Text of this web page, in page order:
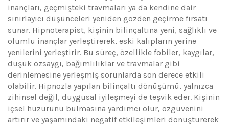
inançları, geçmişteki travmaları ya da kendine dair
sınırlayıcı düşünceleri yeniden gözden geçirme fırsatı
sunar. Hipnoterapist, kişinin bilinçaltına yeni, sağlıklı ve
olumlu inançlar yerleştirerek, eski kalıpların yerine
yenilerini yerleştirir. Bu süreç, özellikle fobiler, kaygılar,
düşük özsaygı, bağımlılıklar ve travmalar gibi
derinlemesine yerleşmiş sorunlarda son derece etkili
olabilir. Hipnozla yapılan bilinçaltı dönüşümü, yalnızca
zihinsel değil, duygusal iyileşmeyi de teşvik eder. Kişinin
içsel huzurunu bulmasına yardımcı olur, özgüvenini
artırır ve yaşamındaki negatif etkileşimleri dönüştürerek